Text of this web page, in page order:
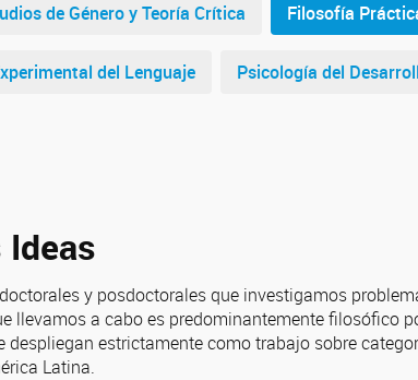
de Género y Teoría Crítica Filosofía
del Lenguaje Psicología del
y posdoctorales que investigamos
a cabo es predominantemente filosófico
estrictamente como trabajo sobre
Latina.